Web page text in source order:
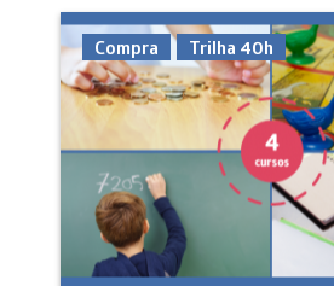
Compra Trilha 40h